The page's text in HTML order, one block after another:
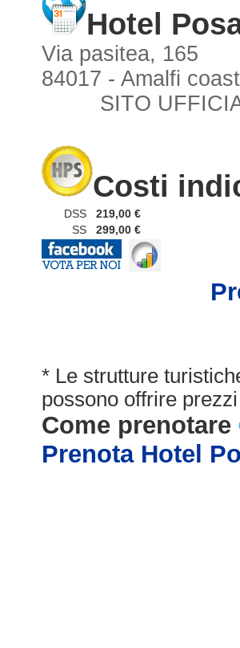
Hotel
Via pasitea, 165
84017 - Amalfi
SITO
Costi
DSS
219,00 €
SS
299,00 €
* Le strutture
possono offrire
Come prenotare
Prenota Hotel